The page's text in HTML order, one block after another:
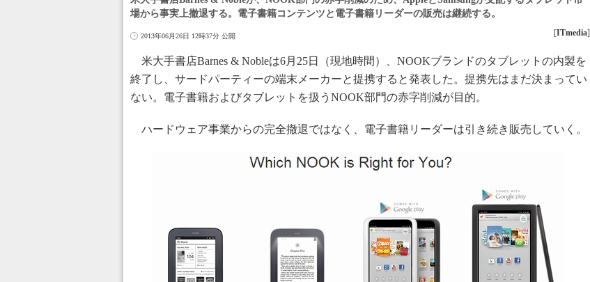
場から事実上撤退する。電子書籍コンテンツと電子書籍リーダーの販売は継続する。
2013年06月26日 12時37分 公開 [ITmedia]
米大手書店Barnes & Nobleは6月25日（現地時間）、NOOKブランドのタブレットの内製を
終了し、サードパーティーの端末メーカーと提携すると発表した。提携先はまだ決まってい
ない。電子書籍およびタブレットを扱うNOOK部門の赤字削減が目的。
ハードウェア事業からの完全撤退ではなく、電子書籍リーダーは引き続き販売していく。